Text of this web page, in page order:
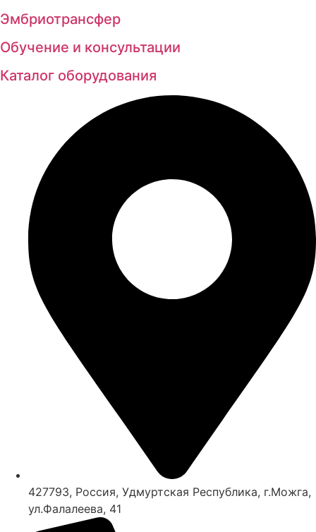
Эмбриотрансфер
Обучение и консультации
Каталог оборудования
427793, Россия, Удмуртская Республика, г.Можга,
ул.Фалалеева, 41